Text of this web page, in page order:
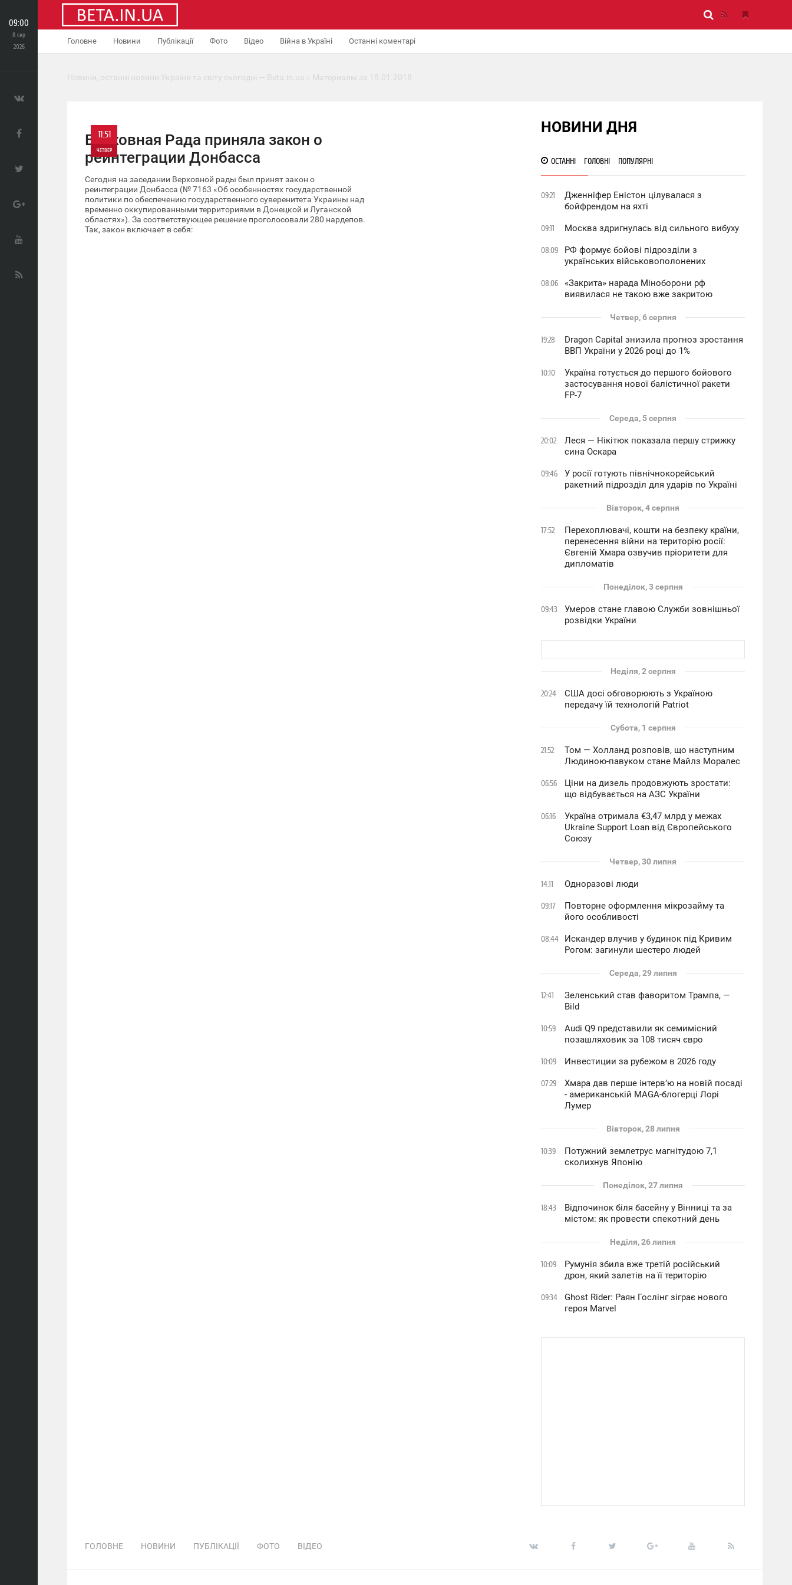
Головне Новини Публікації Фото Відео Війна в Україні Останні коментарі
09:00
8 сер
2026
Новини, останні новини України та світу сьогодні — Beta.in.ua » Материалы за 18.01.2018
11:51
ЧЕТВЕР
1 256
Верховная Рада приняла закон о
реинтеграции Донбасса
Сегодня на заседании Верховной рады был принят закон о
реинтеграции Донбасса (№ 7163 «Об особенностях государственной
политики по обеспечению государственного суверенитета Украины над
временно оккупированными территориями в Донецкой и Луганской
областях»). За соответствующее решение проголосовали 280 нардепов.
Так, закон включает в себя:
НОВИНИ ДНЯ
ОСТАННІ ГОЛОВНІ ПОПУЛЯРНІ
09:21
Дженніфер Еністон цілувалася з
бойфрендом на яхті
09:11 Москва здригнулась від сильного вибуху
08:09
РФ формує бойові підрозділи з
українських військовополонених
08:06
«Закрита» нарада Міноборони рф
виявилася не такою вже закритою
Четвер, 6 серпня
19:28
Dragon Capital знизила прогноз зростання
ВВП України у 2026 році до 1%
10:10
Україна готується до першого бойового
застосування нової балістичної ракети
FP-7
Середа, 5 серпня
20:02
Леся — Нікітюк показала першу стрижку
сина Оскара
09:46
У росії готують північнокорейський
ракетний підрозділ для ударів по Україні
Вівторок, 4 серпня
17:52
Перехоплювачі, кошти на безпеку країни,
перенесення війни на територію росії:
Євгеній Хмара озвучив пріоритети для
дипломатів
Понеділок, 3 серпня
09:43
Умеров стане главою Служби зовнішньої
розвідки України
Неділя, 2 серпня
20:24
США досі обговорюють з Україною
передачу їй технологій Patriot
Субота, 1 серпня
21:52
Том — Холланд розповів, що наступним
Людиною-павуком стане Майлз Моралес
06:56
Ціни на дизель продовжують зростати:
що відбувається на АЗС України
06:16
Україна отримала €3,47 млрд у межах
Ukraine Support Loan від Європейського
Союзу
Четвер, 30 липня
14:11 Одноразові люди
09:17
Повторне оформлення мікрозайму та
його особливості
08:44
Искандер влучив у будинок під Кривим
Рогом: загинули шестеро людей
Середа, 29 липня
12:41
Зеленський став фаворитом Трампа, —
Bild
10:59
Audi Q9 представили як семимісний
позашляховик за 108 тисяч євро
10:09 Инвестиции за рубежом в 2026 году
07:29
Хмара дав перше інтервʼю на новій посаді
- американській MAGA-блогерці Лорі
Лумер
Вівторок, 28 липня
10:39
Потужний землетрус магнітудою 7,1
сколихнув Японію
Понеділок, 27 липня
18:43
Відпочинок біля басейну у Вінниці та за
містом: як провести спекотний день
Неділя, 26 липня
10:09
Румунія збила вже третій російський
дрон, який залетів на її територію
09:34
Ghost Rider: Раян Гослінг зіграє нового
героя Marvel
ГОЛОВНЕ НОВИНИ ПУБЛІКАЦІЇ ФОТО ВІДЕО